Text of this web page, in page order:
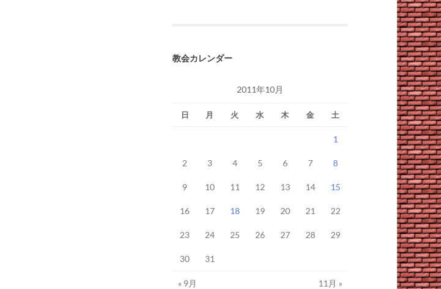
教会カレンダー
2011年10月
日 月 火 水 木 金 土
1
2 3 4 5 6 7 8
9 10 11 12 13 14 15
16 17 18 19 20 21 22
23 24 25 26 27 28 29
30 31
« 9月 11月 »